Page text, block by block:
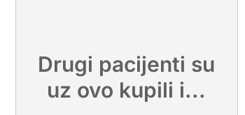
Drugi pacijenti su
uz ovo kupili i...